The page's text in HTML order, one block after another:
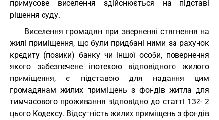
примусове виселення здійснюється на підставі
рішення суду.
Виселення громадян при зверненні стягнення на
жилі приміщення, що були придбані ними за рахунок
кредиту (позики) банку чи іншої особи, повернення
якого забезпечене іпотекою відповідного жилого
приміщення, є підставою для надання цим
громадянам жилих приміщень з фондів житла для
тимчасового проживання відповідно до статті 132- 2
цього Кодексу. Відсутність жилих приміщень з фондів